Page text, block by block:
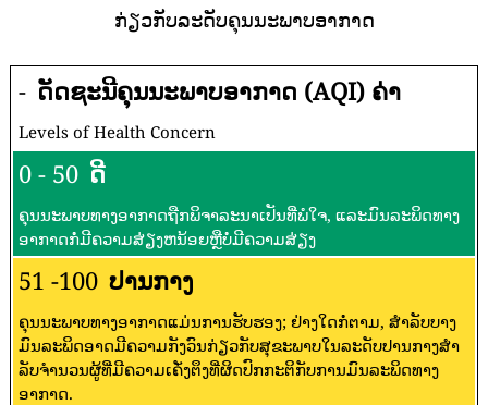
ກ່ຽວກັບລະດັບຄຸນນະພາບອາກາດ
- ດັດຊະນີຄຸນນະພາບອາກາດ (AQI) ຄ່າ
Levels of Health Concern
0 - 50 ດີ
ຄຸນນະພາບທາງອາກາດຖືກພິຈາລະນາເປັນທີ່ພໍໃຈ, ແລະມົນລະພິດທາງ
ອາກາດກໍ່ມີຄວາມສ່ຽງຫນ້ອຍຫຼືບໍ່ມີຄວາມສ່ຽງ
51 -100 ປານກາງ
ຄຸນນະພາບທາງອາກາດແມ່ນການຮັບຮອງ; ຢ່າງໃດກໍ່ຕາມ, ສໍາລັບບາງ
ມົນລະພິດອາດມີຄວາມກັງວົນກ່ຽວກັບສຸຂະພາບໃນລະດັບປານກາງສໍາ
ລັບຈໍານວນຜູ້ທີ່ມີຄວາມເຄັ່ງຕຶງທີ່ຜິດປົກກະຕິກັບການມົນລະພິດທາງ
ອາກາດ.